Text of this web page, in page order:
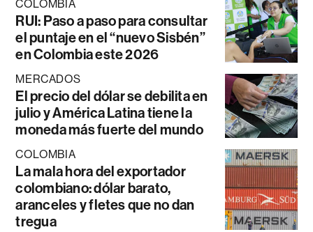
COLOMBIA
RUI: Paso a paso para consultar
el puntaje en el “nuevo Sisbén”
en Colombia este 2026
MERCADOS
El precio del dólar se debilita en
julio y América Latina tiene la
moneda más fuerte del mundo
COLOMBIA
La mala hora del exportador
colombiano: dólar barato,
aranceles y fletes que no dan
tregua